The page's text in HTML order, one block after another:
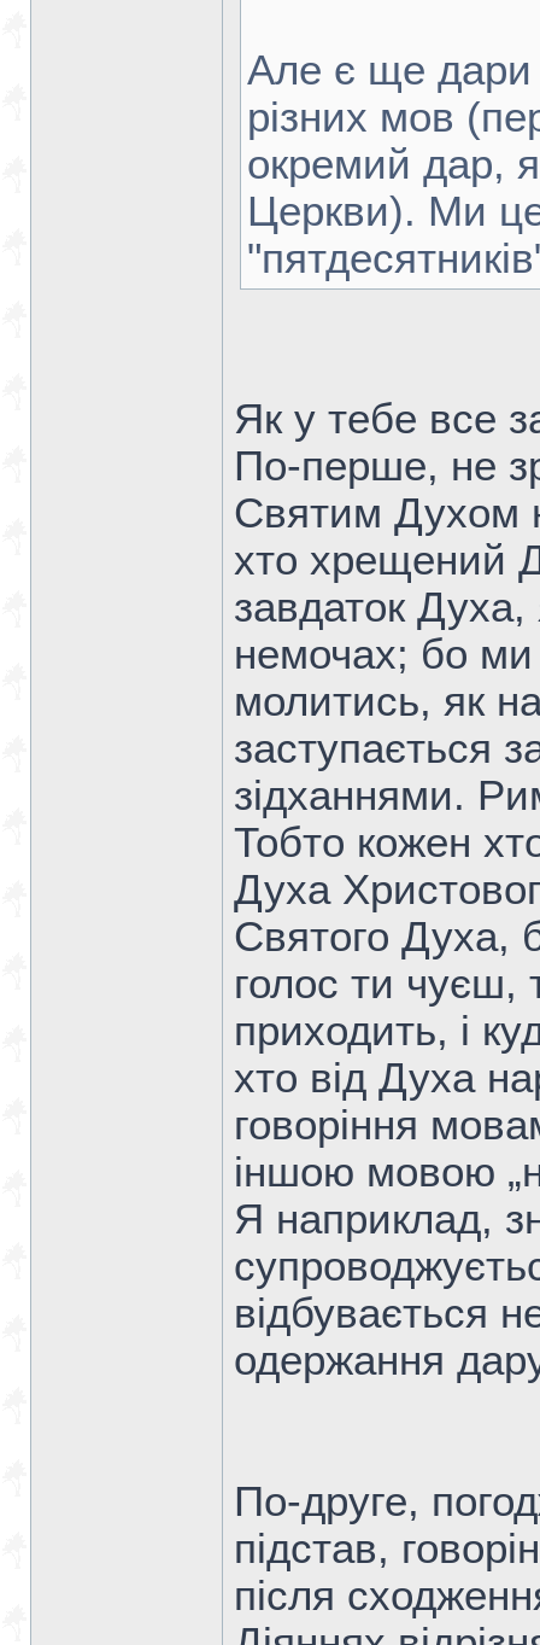
Але є ще дари
різних мов
окремий дар,
Церкви). Ми
Як у тебе все
По-перше, не
Святим Духом
хто хрещений
завдаток
немочах; бо
молитись, як
заступається
зідханнями.
Тобто кожен
Духа
Святого Духа,
голос ти чуєш,
приходить, і
хто від Духа
говоріння
іншою мовою
Я наприклад,
відбувається
одержання
По-друге,
підстав,
після